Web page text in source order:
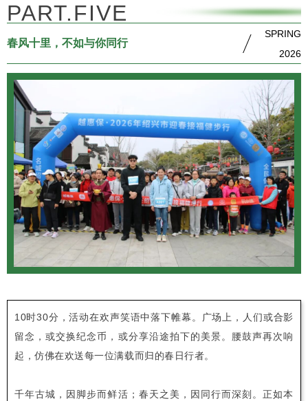
PART.FIVE
春风十里，不如与你同行
SPRING
2026
10时30分，活动在欢声笑语中落下帷幕。广场上，人们或合影
留念，或交换纪念币，或分享沿途拍下的美景。腰鼓声再次响
起，仿佛在欢送每一位满载而归的春日行者。
千年古城，因脚步而鲜活；春天之美，因同行而深刻。正如本